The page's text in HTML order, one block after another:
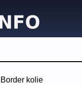
Border kolie